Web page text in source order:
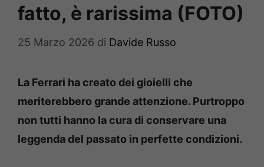
fatto, è rarissima (FOTO)
25 Marzo 2026 di Davide Russo
La Ferrari ha creato dei gioielli che
meriterebbero grande attenzione. Purtroppo
non tutti hanno la cura di conservare una
leggenda del passato in perfette condizioni.